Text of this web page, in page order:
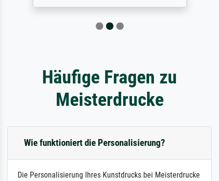
Häufige Fragen zu
Meisterdrucke
Wie funktioniert die Personalisierung?
Die Personalisierung Ihres Kunstdrucks bei Meisterdrucke